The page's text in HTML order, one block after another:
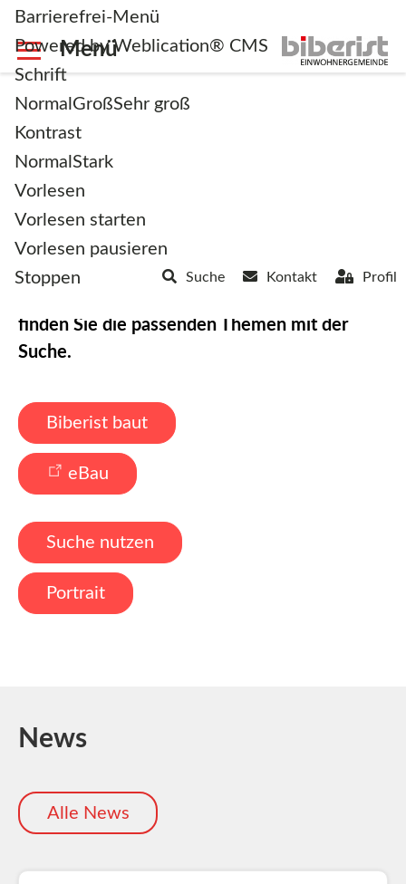
Barrierefrei-Menü
Powered by Weblication® CMS
Schrift
Normal GroßSehr groß
Kontrast
Normal Stark
Vorlesen
Vorlesen starten
Vorlesen pausieren
Stoppen
Profil
Kontakt
Suche
Willkommen in Biberist
Die attraktive Brückengemeinde zwischen
Stadt und Land.
finden Sie die passenden Themen mit der
Suche.
Biberist baut
eBau
Suche nutzen
Portrait
News
Alle News